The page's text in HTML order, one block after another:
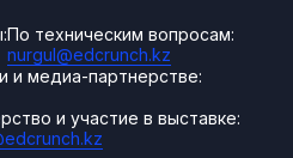
По техническим вопросам:
nurgul@edcrunch.kz
и медиа-партнерстве:
и участие в выставке: